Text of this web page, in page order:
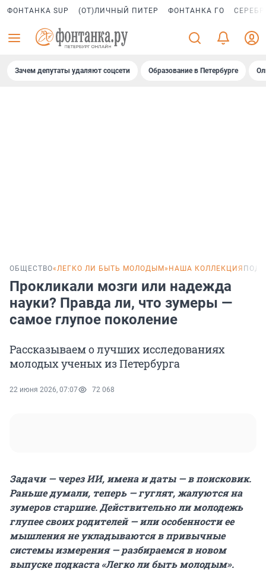
ФОНТАНКА SUP (ОТ)ЛИЧНЫЙ ПИТЕР ФОНТАНКА ГО
Зачем депутаты удаляют соцсети Образование в Петербурге
ОБЩЕСТВО«ЛЕГКО ЛИ БЫТЬ МОЛОДЫМ» НАША КОЛЛЕКЦИЯ
Прокликали мозги или надежда
науки? Правда ли, что зумеры —
самое глупое поколение
Рассказываем о лучших исследованиях
молодых ученых из Петербурга
22 июня 2026, 07:07 72 068
Задачи — через ИИ, имена и даты — в поисковик.
Раньше думали, теперь — гуглят, жалуются на
зумеров старшие. Действительно ли молодежь
глупее своих родителей — или особенности ее
мышления не укладываются в привычные
системы измерения — разбираемся в новом
выпуске подкаста «Легко ли быть молодым».